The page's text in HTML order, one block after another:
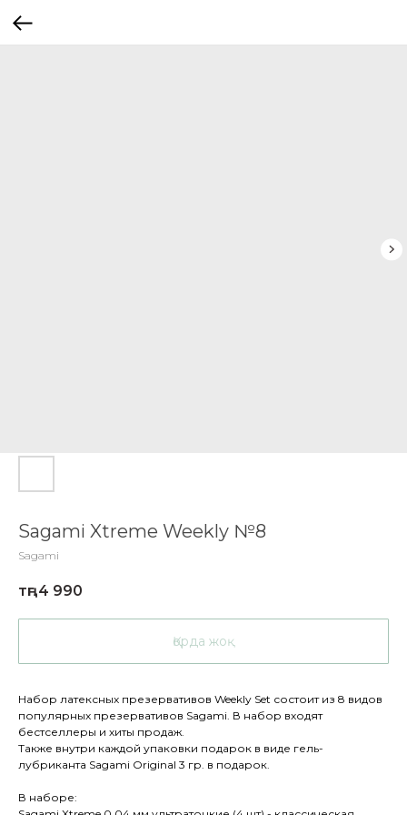
Sagami Xtreme Weekly №8
Sagami
тңг.4 990
Қорда жоқ
Набор латексных презервативов Weekly Set состоит из 8 видов
популярных презервативов Sagami. В набор входят
бестселлеры и хиты продаж.
Также внутри каждой упаковки подарок в виде гель-
лубриканта Sagami Original 3 гр. в подарок.
В наборе: